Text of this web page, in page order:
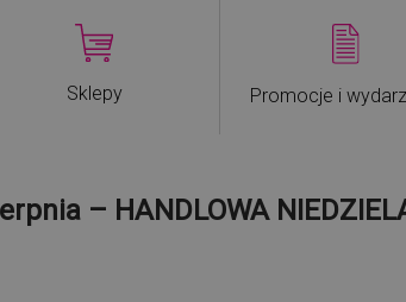
Sklepy Promocje i
– HANDLOWA